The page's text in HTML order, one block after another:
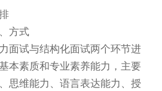
方式
面试与结构化面试两个环节进
本素质和专业素养能力，主要
思维能力、语言表达能力、授